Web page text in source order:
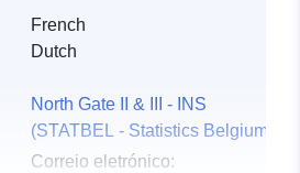
French
Dutch
North Gate II & III - INS
(STATBEL - Statistics Belgium)
Correio eletrónico: